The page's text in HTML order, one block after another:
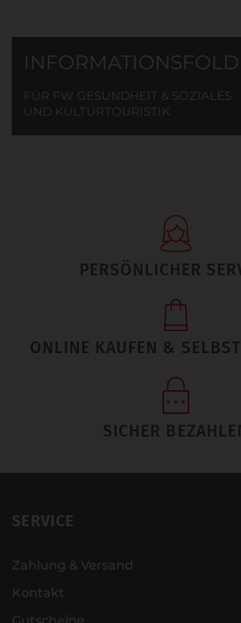
FÜR FW GESUNDHEIT & SOZIALES
UND KULTURTOURISTIK
PERSÖNLICHER
ONLINE KAUFEN &
SICHER
SERVICE
Zahlung & Versand
Kontakt